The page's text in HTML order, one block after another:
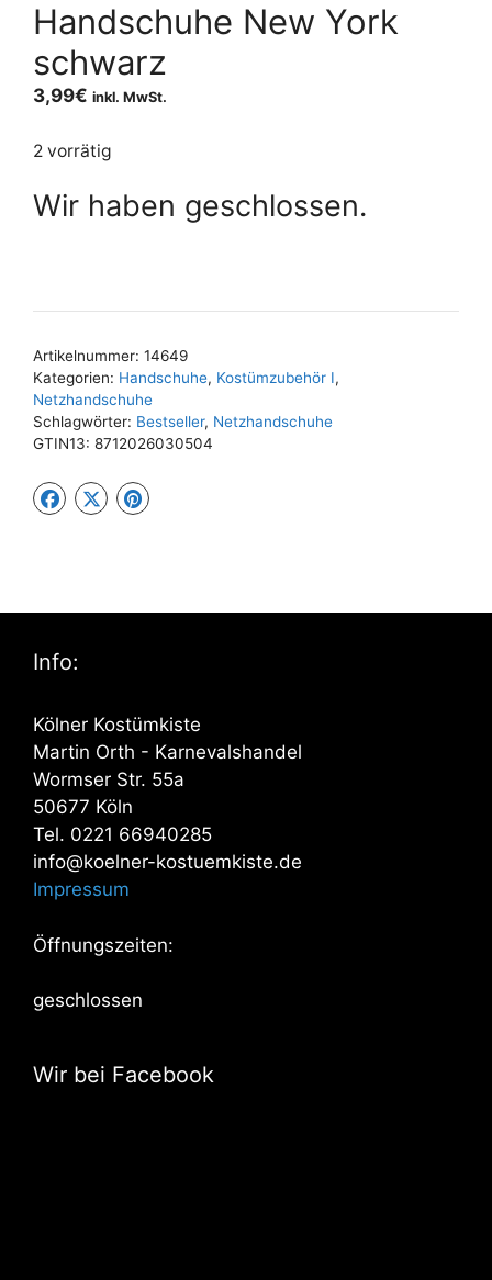
Handschuhe New York
schwarz
3,99€ inkl. MwSt.
2 vorrätig
Wir haben geschlossen.
Artikelnummer: 14649
Kategorien: Handschuhe, Kostümzubehör I,
Netzhandschuhe
Schlagwörter: Bestseller, Netzhandschuhe
GTIN13: 8712026030504
Info:
Kölner Kostümkiste
Martin Orth - Karnevalshandel
Wormser Str. 55a
50677 Köln
Tel. 0221 66940285
info@koelner-kostuemkiste.de
Impressum
Öffnungszeiten:
geschlossen
Wir bei Facebook